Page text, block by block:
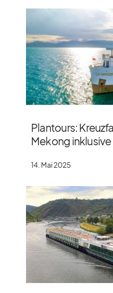
Plantours:
Mekong
14. Mai 2025